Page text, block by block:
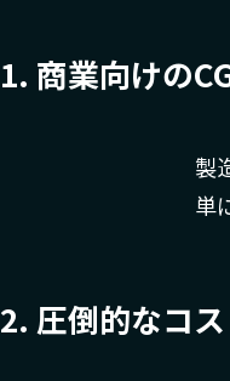
1. 商業向けの
製
単
2. 圧倒的なコ